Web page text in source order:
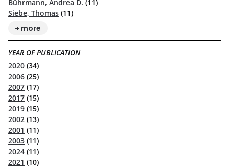
Bührmann, Andrea D. (11)
Siebe, Thomas (11)
+ more
YEAR OF PUBLICATION
2020 (34)
2006 (25)
2007 (17)
2017 (15)
2019 (15)
2002 (13)
2001 (11)
2003 (11)
2024 (11)
2021 (10)